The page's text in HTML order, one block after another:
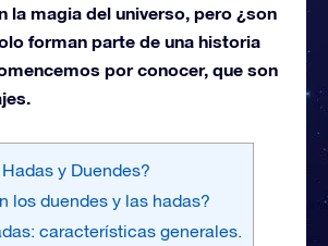
la magia del universo, pero ¿son
forman parte de una historia
por conocer, que son
y Duendes?
los duendes y las hadas?
características generales.